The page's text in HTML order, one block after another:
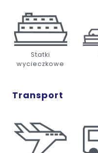
Statki
wycieczkowe
Transport